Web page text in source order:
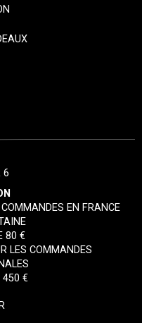
EN FRANCE
80 €
LES COMMANDES
450 €